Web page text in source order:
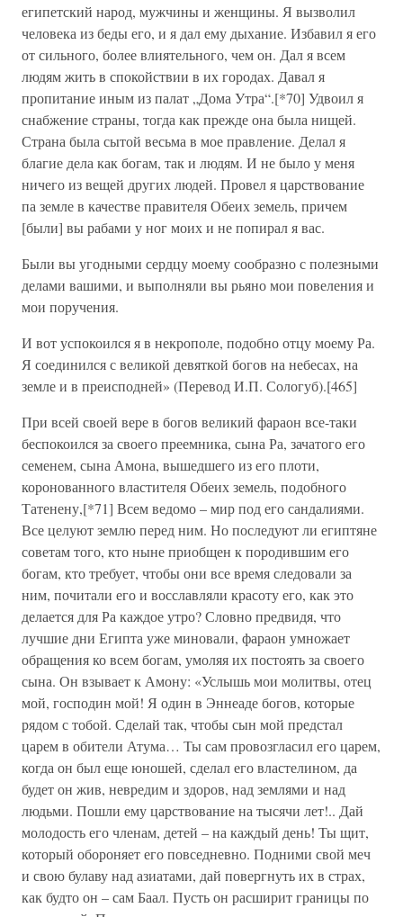
египетский народ, мужчины и женщины. Я вызволил
человека из беды его, и я дал ему дыхание. Избавил я его
от сильного, более влиятельного, чем он. Дал я всем
людям жить в спокойствии в их городах. Давал я
пропитание иным из палат „Дома Утра“.[*70] Удвоил я
снабжение страны, тогда как прежде она была нищей.
Страна была сытой весьма в мое правление. Делал я
благие дела как богам, так и людям. И не было у меня
ничего из вещей других людей. Провел я царствование
па земле в качестве правителя Обеих земель, причем
[были] вы рабами у ног моих и не попирал я вас.
Были вы угодными сердцу моему сообразно с полезными
делами вашими, и выполняли вы рьяно мои повеления и
мои поручения.
И вот успокоился я в некрополе, подобно отцу моему Ра.
Я соединился с великой девяткой богов на небесах, на
земле и в преисподней» (Перевод И.П. Сологуб).[465]
При всей своей вере в богов великий фараон все-таки
беспокоился за своего преемника, сына Ра, зачатого его
семенем, сына Амона, вышедшего из его плоти,
коронованного властителя Обеих земель, подобного
Татенену,[*71] Всем ведомо – мир под его сандалиями.
Все целуют землю перед ним. Но последуют ли египтяне
советам того, кто ныне приобщен к породившим его
богам, кто требует, чтобы они все время следовали за
ним, почитали его и восславляли красоту его, как это
делается для Ра каждое утро? Словно предвидя, что
лучшие дни Египта уже миновали, фараон умножает
обращения ко всем богам, умоляя их постоять за своего
сына. Он взывает к Амону: «Услышь мои молитвы, отец
мой, господин мой! Я один в Эннеаде богов, которые
рядом с тобой. Сделай так, чтобы сын мой предстал
царем в обители Атума… Ты сам провозгласил его царем,
когда он был еще юношей, сделал его властелином, да
будет он жив, невредим и здоров, над землями и над
людьми. Пошли ему царствование на тысячи лет!.. Дай
молодость его членам, детей – на каждый день! Ты щит,
который обороняет его повседневно. Подними свой меч
и свою булаву над азиатами, дай повергнуть их в страх,
как будто он – сам Баал. Пусть он расширит границы по